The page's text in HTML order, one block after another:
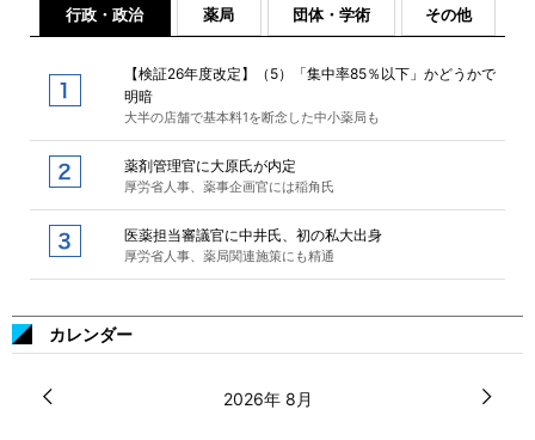
行政・政治 薬局 団体・学術 その他
【検証26年度改定】（5）「集中率85％以下」かどうかで
明暗
大半の店舗で基本料1を断念した中小薬局も
薬剤管理官に大原氏が内定
厚労省人事、薬事企画官には稲角氏
医薬担当審議官に中井氏、初の私大出身
厚労省人事、薬局関連施策にも精通
カレンダー
2026年 8月